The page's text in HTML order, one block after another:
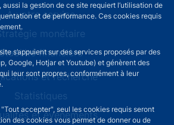
la gestion de ce site requiert l’utilisation de
et de performance. Ces cookies requis
s’appuient sur des services proposés par des
Google, Hotjar et Youtube) et génèrent des
leur sont propres, conformément à leur
accepter", seul les cookies requis seront
des cookies vous permet de donner ou de
À votre service
monétaire
Stabilité financière
et recherche
Statistiques
et événements